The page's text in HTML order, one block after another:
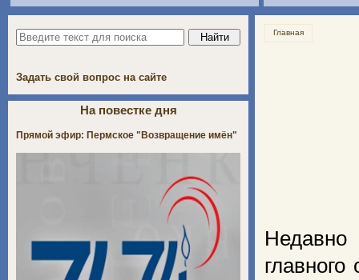
Главная
Задать свой вопрос на сайте
На повестке дня
Прямой эфир: Пермское "Возвращение имён"